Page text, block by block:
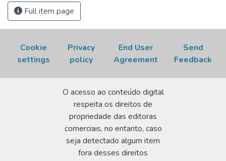
Full item page
Cookie
settings
Privacy
policy
End User
Agreement
Send
Feedback
O acesso ao conteúdo digital
respeita os direitos de
propriedade das editoras
comerciais, no entanto, caso
seja detectado algum item
fora desses direitos